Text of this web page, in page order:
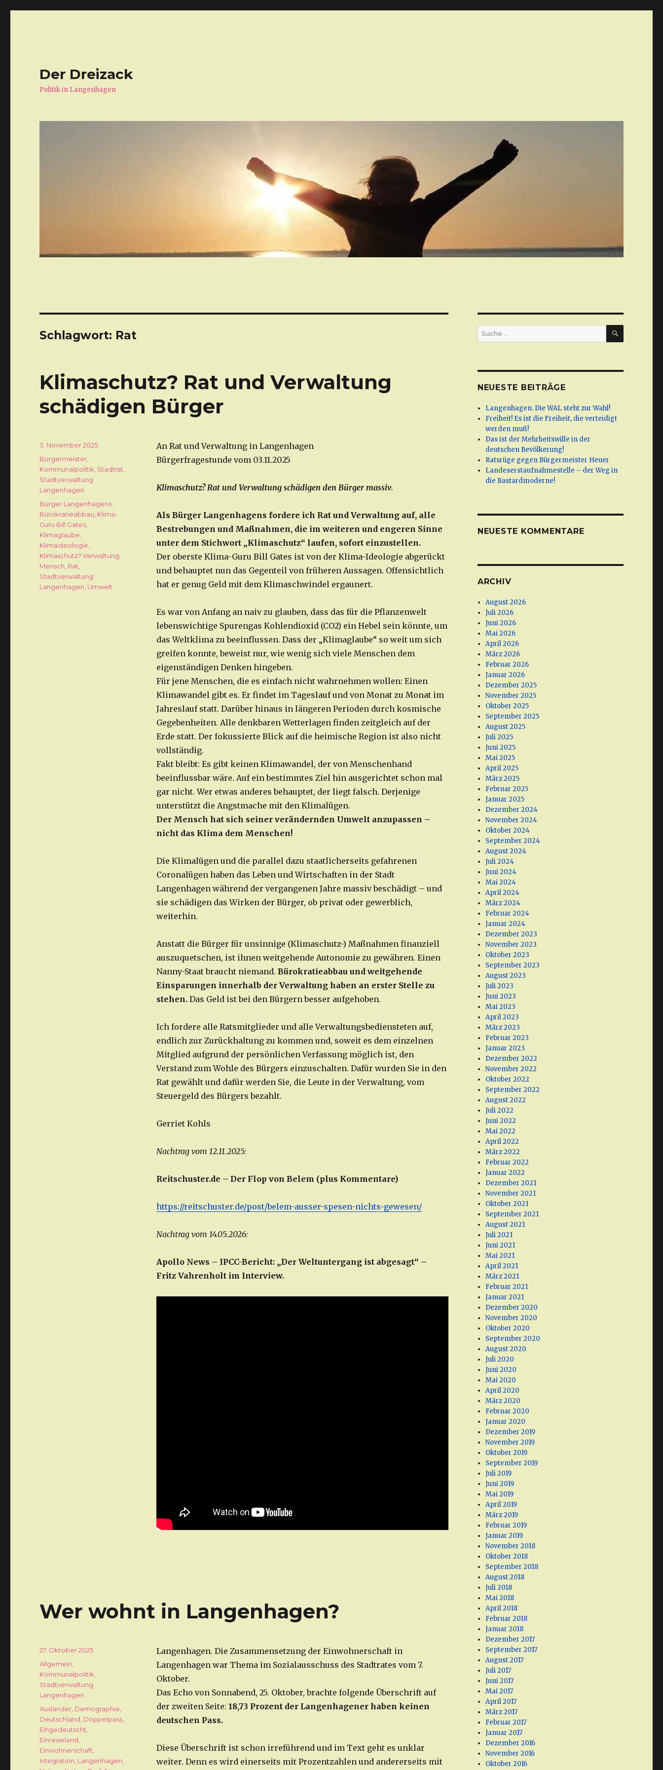
Der Dreizack
Politik in Langenhagen
Schlagwort: Rat
Klimaschutz? Rat und Verwaltung
schädigen Bürger
An Rat und Verwaltung in Langenhagen
Bürgerfragestunde vom 03.11.2025
Klimaschutz? Rat und Verwaltung schädigen den Bürger massiv.
Als Bürger Langenhagens fordere ich Rat und Verwaltung auf, alle
Bestrebungen und Maßnahmen, die im weiteren und engeren Sinne
unter dem Stichwort „Klimaschutz“ laufen, sofort einzustellen.
Der oberste Klima-Guru Bill Gates ist von der Klima-Ideologie abgerückt
und behauptet nun das Gegenteil von früheren Aussagen. Offensichtlich
hat er genug Geld mit dem Klimaschwindel ergaunert.
Es war von Anfang an naiv zu glauben, dass das für die Pflanzenwelt
lebenswichtige Spurengas Kohlendioxid (CO2) ein Hebel sein könnte, um
das Weltklima zu beeinflussen. Dass der „Klimaglaube“ so weit um sich
greifen konnte, beweist nur, wie wenig sich viele Menschen dem
eigenständigen Denken hingeben.
Für jene Menschen, die es einfach nicht wahrnehmen wollen: Einen
Klimawandel gibt es. Er findet im Tageslauf und von Monat zu Monat im
Jahreslauf statt. Darüber hinaus in längeren Perioden durch kosmische
Gegebenheiten. Alle denkbaren Wetterlagen finden zeitgleich auf der
Erde statt. Der fokussierte Blick auf die heimische Region ist also nicht
vollständig.
Fakt bleibt: Es gibt keinen Klimawandel, der von Menschenhand
beeinflussbar wäre. Auf ein bestimmtes Ziel hin ausgerichtet schon mal
gar nicht. Wer etwas anderes behauptet, der liegt falsch. Derjenige
unterstützt die Angstmache mit den Klimalügen.
Der Mensch hat sich seiner verändernden Umwelt anzupassen –
nicht das Klima dem Menschen!
Die Klimalügen und die parallel dazu staatlicherseits gefahrenen
Coronalügen haben das Leben und Wirtschaften in der Stadt
Langenhagen während der vergangenen Jahre massiv beschädigt – und
sie schädigen das Wirken der Bürger, ob privat oder gewerblich,
weiterhin.
Anstatt die Bürger für unsinnige (Klimaschutz-) Maßnahmen finanziell
auszuquetschen, ist ihnen weitgehende Autonomie zu gewähren. Einen
Nanny-Staat braucht niemand. Bürokratieabbau und weitgehende
Einsparungen innerhalb der Verwaltung haben an erster Stelle zu
stehen.Das Geld ist bei den Bürgern besser aufgehoben.
Ich fordere alle Ratsmitglieder und alle Verwaltungsbediensteten auf,
endlich zur Zurückhaltung zu kommen und, soweit es dem einzelnen
Mitglied aufgrund der persönlichen Verfassung möglich ist, den
Verstand zum Wohle des Bürgers einzuschalten. Dafür wurden Sie in den
Rat gewählt und dafür werden Sie, die Leute in der Verwaltung, vom
Steuergeld des Bürgers bezahlt.
Gerriet Kohls
Nachtrag vom 12.11.2025:
Reitschuster.de – Der Flop von Belem (plus Kommentare)
https://reitschuster.de/post/belem-ausser-spesen-nichts-gewesen/
Nachtrag vom 14.05.2026:
Apollo News – IPCC-Bericht: „Der Weltuntergang ist abgesagt“ –
Fritz Vahrenholt im Interview.
Veröffentlicht
am
3. November 2025
Kategorien
Bürgermeister
Kommunalpolitik Stadtrat
Stadtverwaltung
Langenhagen
Schlagwörter
Bürger Langenhagens
Bürokratieabbau Klima-
Guru Bill Gates
Klimaglaube
Klimaideologie
Klimaschutz? Verwaltung
Mensch Rat
Stadtverwaltung
Langenhagen Umwelt
Wer wohnt in Langenhagen?
Langenhagen. Die Zusammensetzung der Einwohnerschaft in
Langenhagen war Thema im Sozialausschuss des Stadtrates vom 7.
Oktober.
Das Echo von Sonnabend, 25. Oktober, brachte folgende Überschrift auf
der zweiten Seite: 18,73 Prozent der Langenhagener haben keinen
deutschen Pass.
Diese Überschrift ist schon irreführend und im Text geht es unklar
weiter. Denn es wird einerseits mit Prozentzahlen und andererseits mit
Veröffentlicht
am
27. Oktober 2025
Kategorien
Allgemein
Kommunalpolitik
Stadtverwaltung
Langenhagen
Schlagwörter
Ausländer Demographie
Deutschland Doppelpass
Eingedeutscht
Einreiseland
Einwohnerschaft
Integration Langenhagen
Suche
nach:
SUCHE
NEUESTE BEITRÄGE
Langenhagen. Die WAL steht zur Wahl!
Freiheit! Es ist die Freiheit, die verteidigt
werden muß!
Das ist der Mehrheitswille in der
deutschen Bevölkerung!
Ratsrüge gegen Bürgermeister Heuer
Landeserstaufnahmestelle – der Weg in
die Bastardmoderne!
NEUESTE KOMMENTARE
ARCHIV
August 2026
Juli 2026
Juni 2026
Mai 2026
April 2026
März 2026
Februar 2026
Januar 2026
Dezember 2025
November 2025
Oktober 2025
September 2025
August 2025
Juli 2025
Juni 2025
Mai 2025
April 2025
März 2025
Februar 2025
Januar 2025
Dezember 2024
November 2024
Oktober 2024
September 2024
August 2024
Juli 2024
Juni 2024
Mai 2024
April 2024
März 2024
Februar 2024
Januar 2024
Dezember 2023
November 2023
Oktober 2023
September 2023
August 2023
Juli 2023
Juni 2023
Mai 2023
April 2023
März 2023
Februar 2023
Januar 2023
Dezember 2022
November 2022
Oktober 2022
September 2022
August 2022
Juli 2022
Juni 2022
Mai 2022
April 2022
März 2022
Februar 2022
Januar 2022
Dezember 2021
November 2021
Oktober 2021
September 2021
August 2021
Juli 2021
Juni 2021
Mai 2021
April 2021
März 2021
Februar 2021
Januar 2021
Dezember 2020
November 2020
Oktober 2020
September 2020
August 2020
Juli 2020
Juni 2020
Mai 2020
April 2020
März 2020
Februar 2020
Januar 2020
Dezember 2019
November 2019
Oktober 2019
September 2019
Juli 2019
Juni 2019
Mai 2019
April 2019
März 2019
Februar 2019
Januar 2019
November 2018
Oktober 2018
September 2018
August 2018
Juli 2018
Mai 2018
April 2018
Februar 2018
Januar 2018
Dezember 2017
September 2017
August 2017
Juli 2017
Juni 2017
Mai 2017
April 2017
März 2017
Februar 2017
Januar 2017
Dezember 2016
November 2016
Oktober 2016